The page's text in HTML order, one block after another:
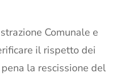
Comunale e
il rispetto dei
la rescissione del